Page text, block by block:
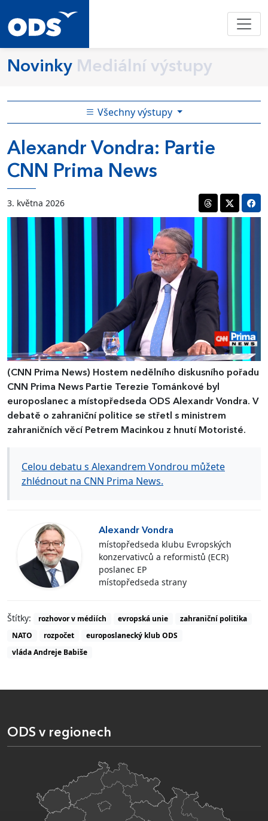
Novinky Mediální výstupy
Všechny výstupy
Alexandr Vondra: Partie
CNN Prima News
3. května 2026
(CNN Prima News) Hostem nedělního diskusního pořadu
CNN Prima News Partie Terezie Tománkové byl
europoslanec a místopředseda ODS Alexandr Vondra. V
debatě o zahraniční politice se střetl s ministrem
zahraničních věcí Petrem Macinkou z hnutí Motoristé.
Celou debatu s Alexandrem Vondrou můžete
zhlédnout na CNN Prima News.
Alexandr Vondra
místopředseda klubu Evropských
konzervativců a reformistů (ECR)
poslanec EP
místopředseda strany
Štítky: rozhovor v médiích evropská unie
zahraniční politika
NATO
rozpočet
europoslanecký klub ODS
vláda Andreje Babiše
ODS v regionech